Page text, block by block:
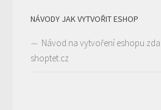
NÁVODY JAK VYTVOŘIT ESHOP
Návod na vytvoření eshopu
shoptet.cz